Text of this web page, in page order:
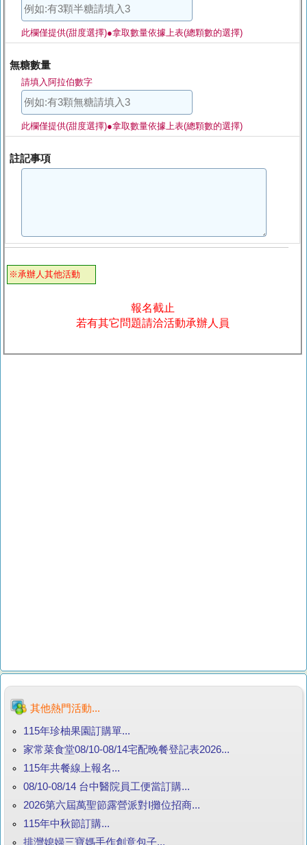
此欄僅提供(甜度選擇)●拿取數量依據上表(總顆數的選擇)
無糖數量
請填入阿拉伯數字
此欄僅提供(甜度選擇)●拿取數量依據上表(總顆數的選擇)
註記事項
※承辦人其他活動
報名截止
若有其它問題請洽活動承辦人員
其他熱門活動...
115年珍柚果園訂購單...
家常菜食堂08/10-08/14宅配晚餐登記表2026...
115年共餐線上報名...
08/10-08/14 台中醫院員工便當訂購...
2026第六屆萬聖節露營派對I攤位招商...
115年中秋節訂購...
排灣媳婦三寶媽手作創意包子...